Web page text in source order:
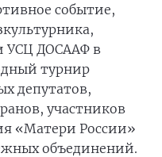
событие,
УСЦ ДОСААФ в
турнир
депутатов,
участников
«Матери России»
объединений.